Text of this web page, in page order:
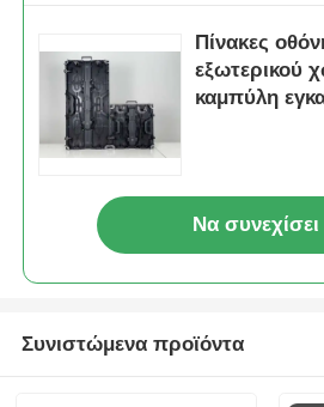
Πίνακες
εξωτερικού
καμπύλη
Να συνεχίσει
Συνιστώμενα προϊόντα